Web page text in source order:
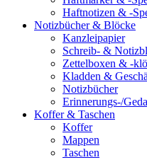
Haftnotizen & -
Notizbücher & Blöcke
Kanzleipapier
Schreib- &
Zettelboxen & -
Kladden &
Notizbücher
Erinnerungs-/
Koffer & Taschen
Koffer
Mappen
Taschen